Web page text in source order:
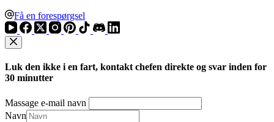
Få en forespørgsel
Luk den ikke i en fart, kontakt chefen direkte og svar inden for
30 minutter
Massage e-mail navn
Navn